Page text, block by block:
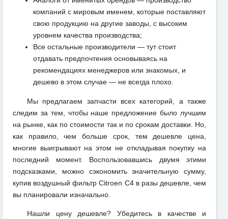
компаний с мировым именем, которые поставляют
свою продукцию на другие заводы, с высоким
уровнем качества производства;
Все остальные производители — тут стоит
отдавать предпочтения основываясь на
рекомендациях менеджеров или знакомых, и
дешево в этом случае — не всегда плохо.
Мы предлагаем запчасти всех категорий, а также
следим за тем, чтобы наше предложение было лучшим
на рынке, как по стоимости так и по срокам доставки. Но,
как правило, чем больше срок, тем дешевле цена,
многие выигрывают на этом не откладывая покупку на
последний момент. Воспользовавшись двумя этими
подсказками, можно сэкономить значительную сумму,
купив воздушный фильтр Citroen C4 в разы дешевле, чем
вы планировали изначально.
Нашли цену дешевле? Убедитесь в качестве и